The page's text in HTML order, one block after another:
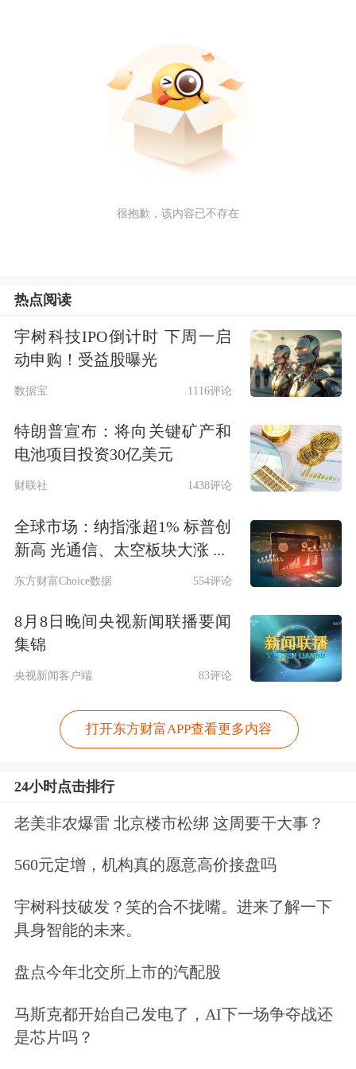
很抱歉，该内容已不存在
热点阅读
宇树科技IPO倒计时 下周一启
动申购！受益股曝光
数据宝 1116评论
特朗普宣布：将向关键矿产和
电池项目投资30亿美元
财联社 1438评论
全球市场：纳指涨超1% 标普创
新高 光通信、太空板块大涨 ...
东方财富Choice数据 554评论
8月8日晚间央视新闻联播要闻
集锦
央视新闻客户端 83评论
打开东方财富APP查看更多内容
24小时点击排行
老美非农爆雷 北京楼市松绑 这周要干大事？
560元定增，机构真的愿意高价接盘吗
宇树科技破发？笑的合不拢嘴。进来了解一下
具身智能的未来。
盘点今年北交所上市的汽配股
马斯克都开始自己发电了，AI下一场争夺战还
是芯片吗？